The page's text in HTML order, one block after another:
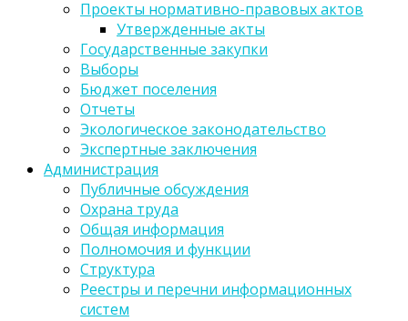
Проекты нормативно-правовых актов
Утвержденные акты
Государственные закупки
Выборы
Бюджет поселения
Отчеты
Экологическое законодательство
Экспертные заключения
Администрация
Публичные обсуждения
Охрана труда
Общая информация
Полномочия и функции
Структура
Реестры и перечни информационных
систем